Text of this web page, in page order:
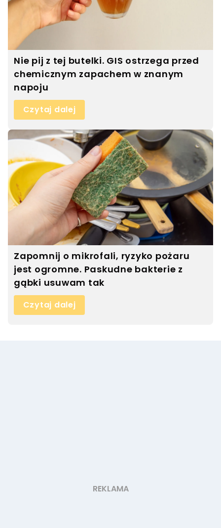
Nie pij z tej butelki. GIS ostrzega przed
chemicznym zapachem w znanym
napoju
Czytaj dalej
Zapomnij o mikrofali, ryzyko pożaru
jest ogromne. Paskudne bakterie z
gąbki usuwam tak
Czytaj dalej